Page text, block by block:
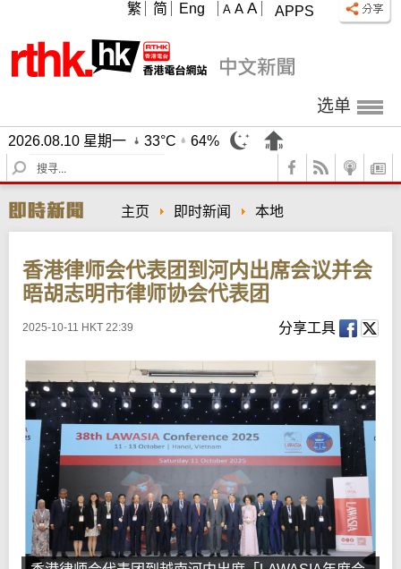
APPS
A A A
繁 简 Eng
选单
2026.08.10 星期一 33°C
64%
S
e
r
c
主页 即时新闻 本地
香港律师会代表团到河内出席会议并会
晤胡志明市律师协会代表团
2025-10-11 HKT 22:39 分享工具